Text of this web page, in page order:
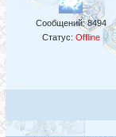
Сообщений:8494
Статус: Offline